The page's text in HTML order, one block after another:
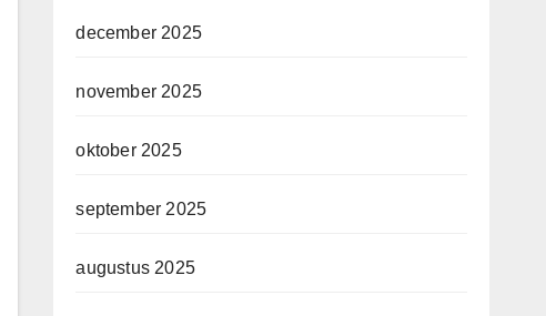
december 2025
november 2025
oktober 2025
september 2025
augustus 2025